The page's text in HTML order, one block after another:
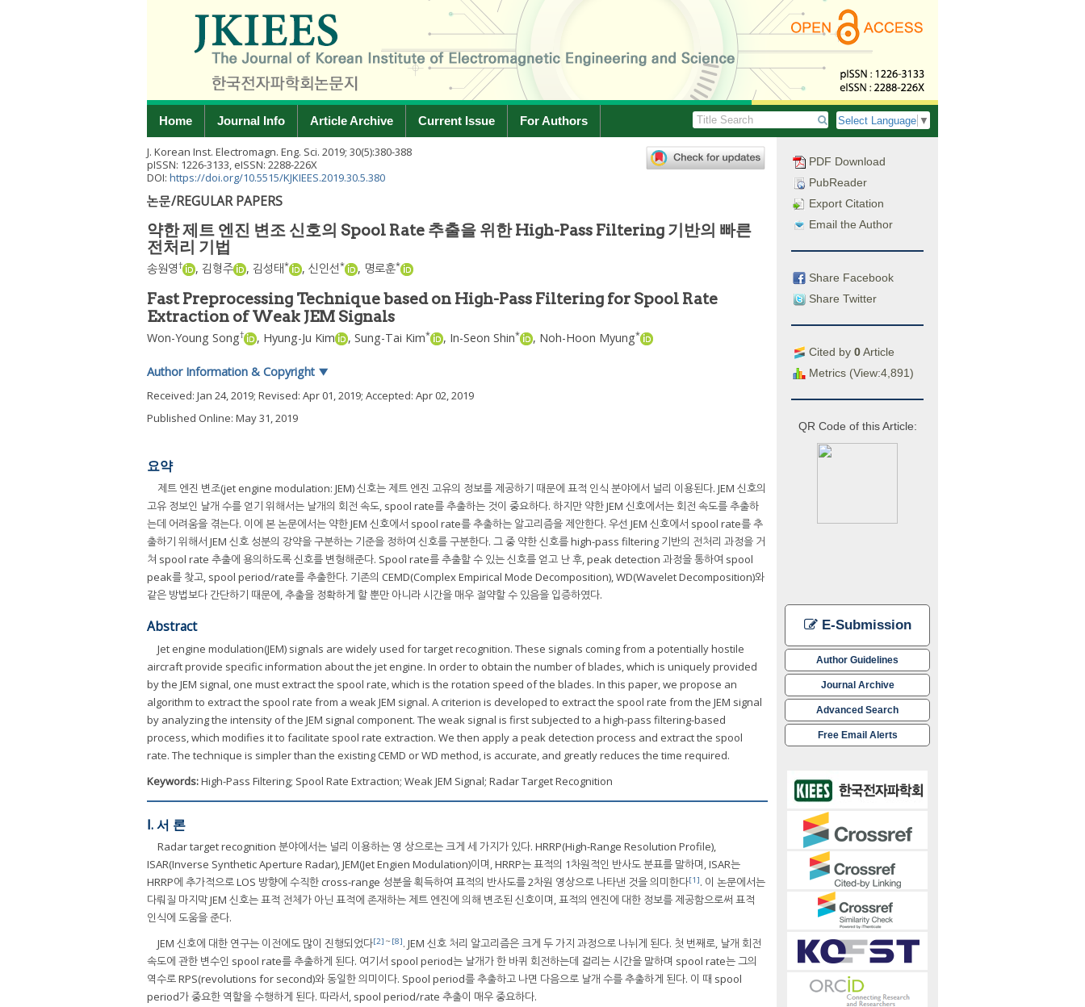
Home Journal Info Article Archive Current Issue For Authors Select Language ▼
PDF Download
PubReader
Export Citation
Email the Author
Share Facebook
Share Twitter
Cited by 0Article
Metrics (View:4,891)
QR Code of this Article:
E-Submission
Author Guidelines
Journal Archive
Advanced Search
Free Email Alerts
J. Korean Inst. Electromagn. Eng. Sci. 2019; 30(5):380-388
pISSN: 1226-3133, eISSN: 2288-226X
DOI: https://doi.org/10.5515/KJKIEES.2019.30.5.380
논문/REGULAR PAPERS
약한 제트 엔진 변조 신호의 Spool Rate 추출을 위한 High-Pass Filtering 기반의 빠른
전처리 기법
송원영† , 김형주 , 김성태* , 신인선* , 명로훈*
Fast Preprocessing Technique based on High-Pass Filtering for Spool Rate
Extraction of Weak JEM Signals
Won-Young Song† , Hyung-Ju Kim , Sung-Tai Kim* , In-Seon Shin* , Noh-Hoon Myung*
Author Information & Copyright ▼
Received: Jan 24, 2019; Revised: Apr 01, 2019; Accepted: Apr 02, 2019
Published Online: May 31, 2019
요약
제트 엔진 변조(jet engine modulation: JEM) 신호는 제트 엔진 고유의 정보를 제공하기 때문에 표적 인식 분야에서 널리 이용된다. JEM 신호의
고유 정보인 날개 수를 얻기 위해서는 날개의 회전 속도, spool rate를 추출하는 것이 중요하다. 하지만 약한 JEM 신호에서는 회전 속도를 추출하
는데 어려움을 겪는다. 이에 본 논문에서는 약한 JEM 신호에서 spool rate를 추출하는 알고리즘을 제안한다. 우선 JEM 신호에서 spool rate를 추
출하기 위해서 JEM 신호 성분의 강약을 구분하는 기준을 정하여 신호를 구분한다. 그 중 약한 신호를 high-pass filtering 기반의 전처리 과정을 거
쳐 spool rate 추출에 용의하도록 신호를 변형해준다. Spool rate를 추출할 수 있는 신호를 얻고 난 후, peak detection 과정을 통하여 spool
peak를 찾고, spool period/rate를 추출한다. 기존의 CEMD(Complex Empirical Mode Decomposition), WD(Wavelet Decomposition)와
같은 방법보다 간단하기 때문에, 추출을 정확하게 할 뿐만 아니라 시간을 매우 절약할 수 있음을 입증하였다.
Abstract
Jet engine modulation(JEM) signals are widely used for target recognition. These signals coming from a potentially hostile
aircraft provide specific information about the jet engine. In order to obtain the number of blades, which is uniquely provided
by the JEM signal, one must extract the spool rate, which is the rotation speed of the blades. In this paper, we propose an
algorithm to extract the spool rate from a weak JEM signal. A criterion is developed to extract the spool rate from the JEM signal
by analyzing the intensity of the JEM signal component. The weak signal is first subjected to a high-pass filtering-based
process, which modifies it to facilitate spool rate extraction. We then apply a peak detection process and extract the spool
rate. The technique is simpler than the existing CEMD or WD method, is accurate, and greatly reduces the time required.
Keywords:High-Pass Filtering; Spool Rate Extraction; Weak JEM Signal; Radar Target Recognition
Ⅰ. 서 론
Radar target recognition 분야에서는 널리 이용하는 영 상으로는 크게 세 가지가 있다. HRRP(High-Range Resolution Profile),
ISAR(Inverse Synthetic Aperture Radar), JEM(Jet Engien Modulation)이며, HRRP는 표적의 1차원적인 반사도 분표를 말하며, ISAR는
HRRP에 추가적으로 LOS 방향에 수직한 cross-range 성분을 획득하여 표적의 반사도를 2차원 영상으로 나타낸 것을 의미한다[1]. 이 논문에서는
다뤄질 마지막 JEM 신호는 표적 전체가 아닌 표적에 존재하는 제트 엔진에 의해 변조된 신호이며, 표적의 엔진에 대한 정보를 제공함으로써 표적
인식에 도움을 준다.
JEM 신호에 대한 연구는 이전에도 많이 진행되었다[2] ～ [8]. JEM 신호 처리 알고리즘은 크게 두 가지 과정으로 나뉘게 된다. 첫 번째로, 날개 회전
속도에 관한 변수인 spool rate를 추출하게 된다. 여기서 spool period는 날개가 한 바퀴 회전하는데 걸리는 시간을 말하며 spool rate는 그의
역수로 RPS(revolutions for second)와 동일한 의미이다. Spool period를 추출하고 나면 다음으로 날개 수를 추출하게 된다. 이 때 spool
period가 중요한 역할을 수행하게 된다. 따라서, spool period/rate 추출이 매우 중요하다.